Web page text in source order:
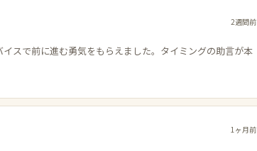
2週間前
スで前に進む勇気をもらえました。タイミングの助言が本
1ヶ月前